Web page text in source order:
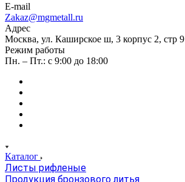
E-mail
Zakaz@mgmetall.ru
Адрес
Москва, ул. Каширское ш, 3 корпус 2, стр 9
Режим работы
Пн. – Пт.: с 9:00 до 18:00
Каталог
Листы рифленые
Продукция бронзового литья